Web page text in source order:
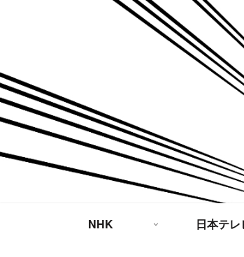
NHK 日本テレ